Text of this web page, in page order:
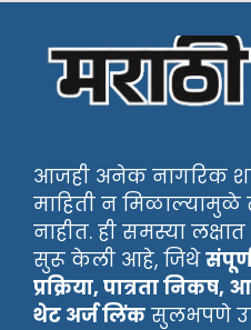
आजही अनेक नागरिक
माहिती न
नाहीत. ही समस्या
सुरू केली आहे, जिथे
प्रक्रिया, पात्रता
थेट अर्ज लिंक सुलभपणे